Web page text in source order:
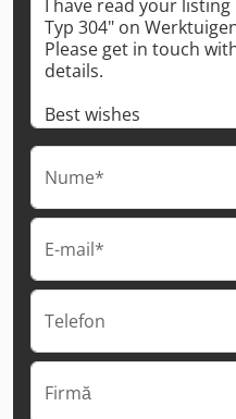
Nume*
E-mail*
Telefon
Firmă